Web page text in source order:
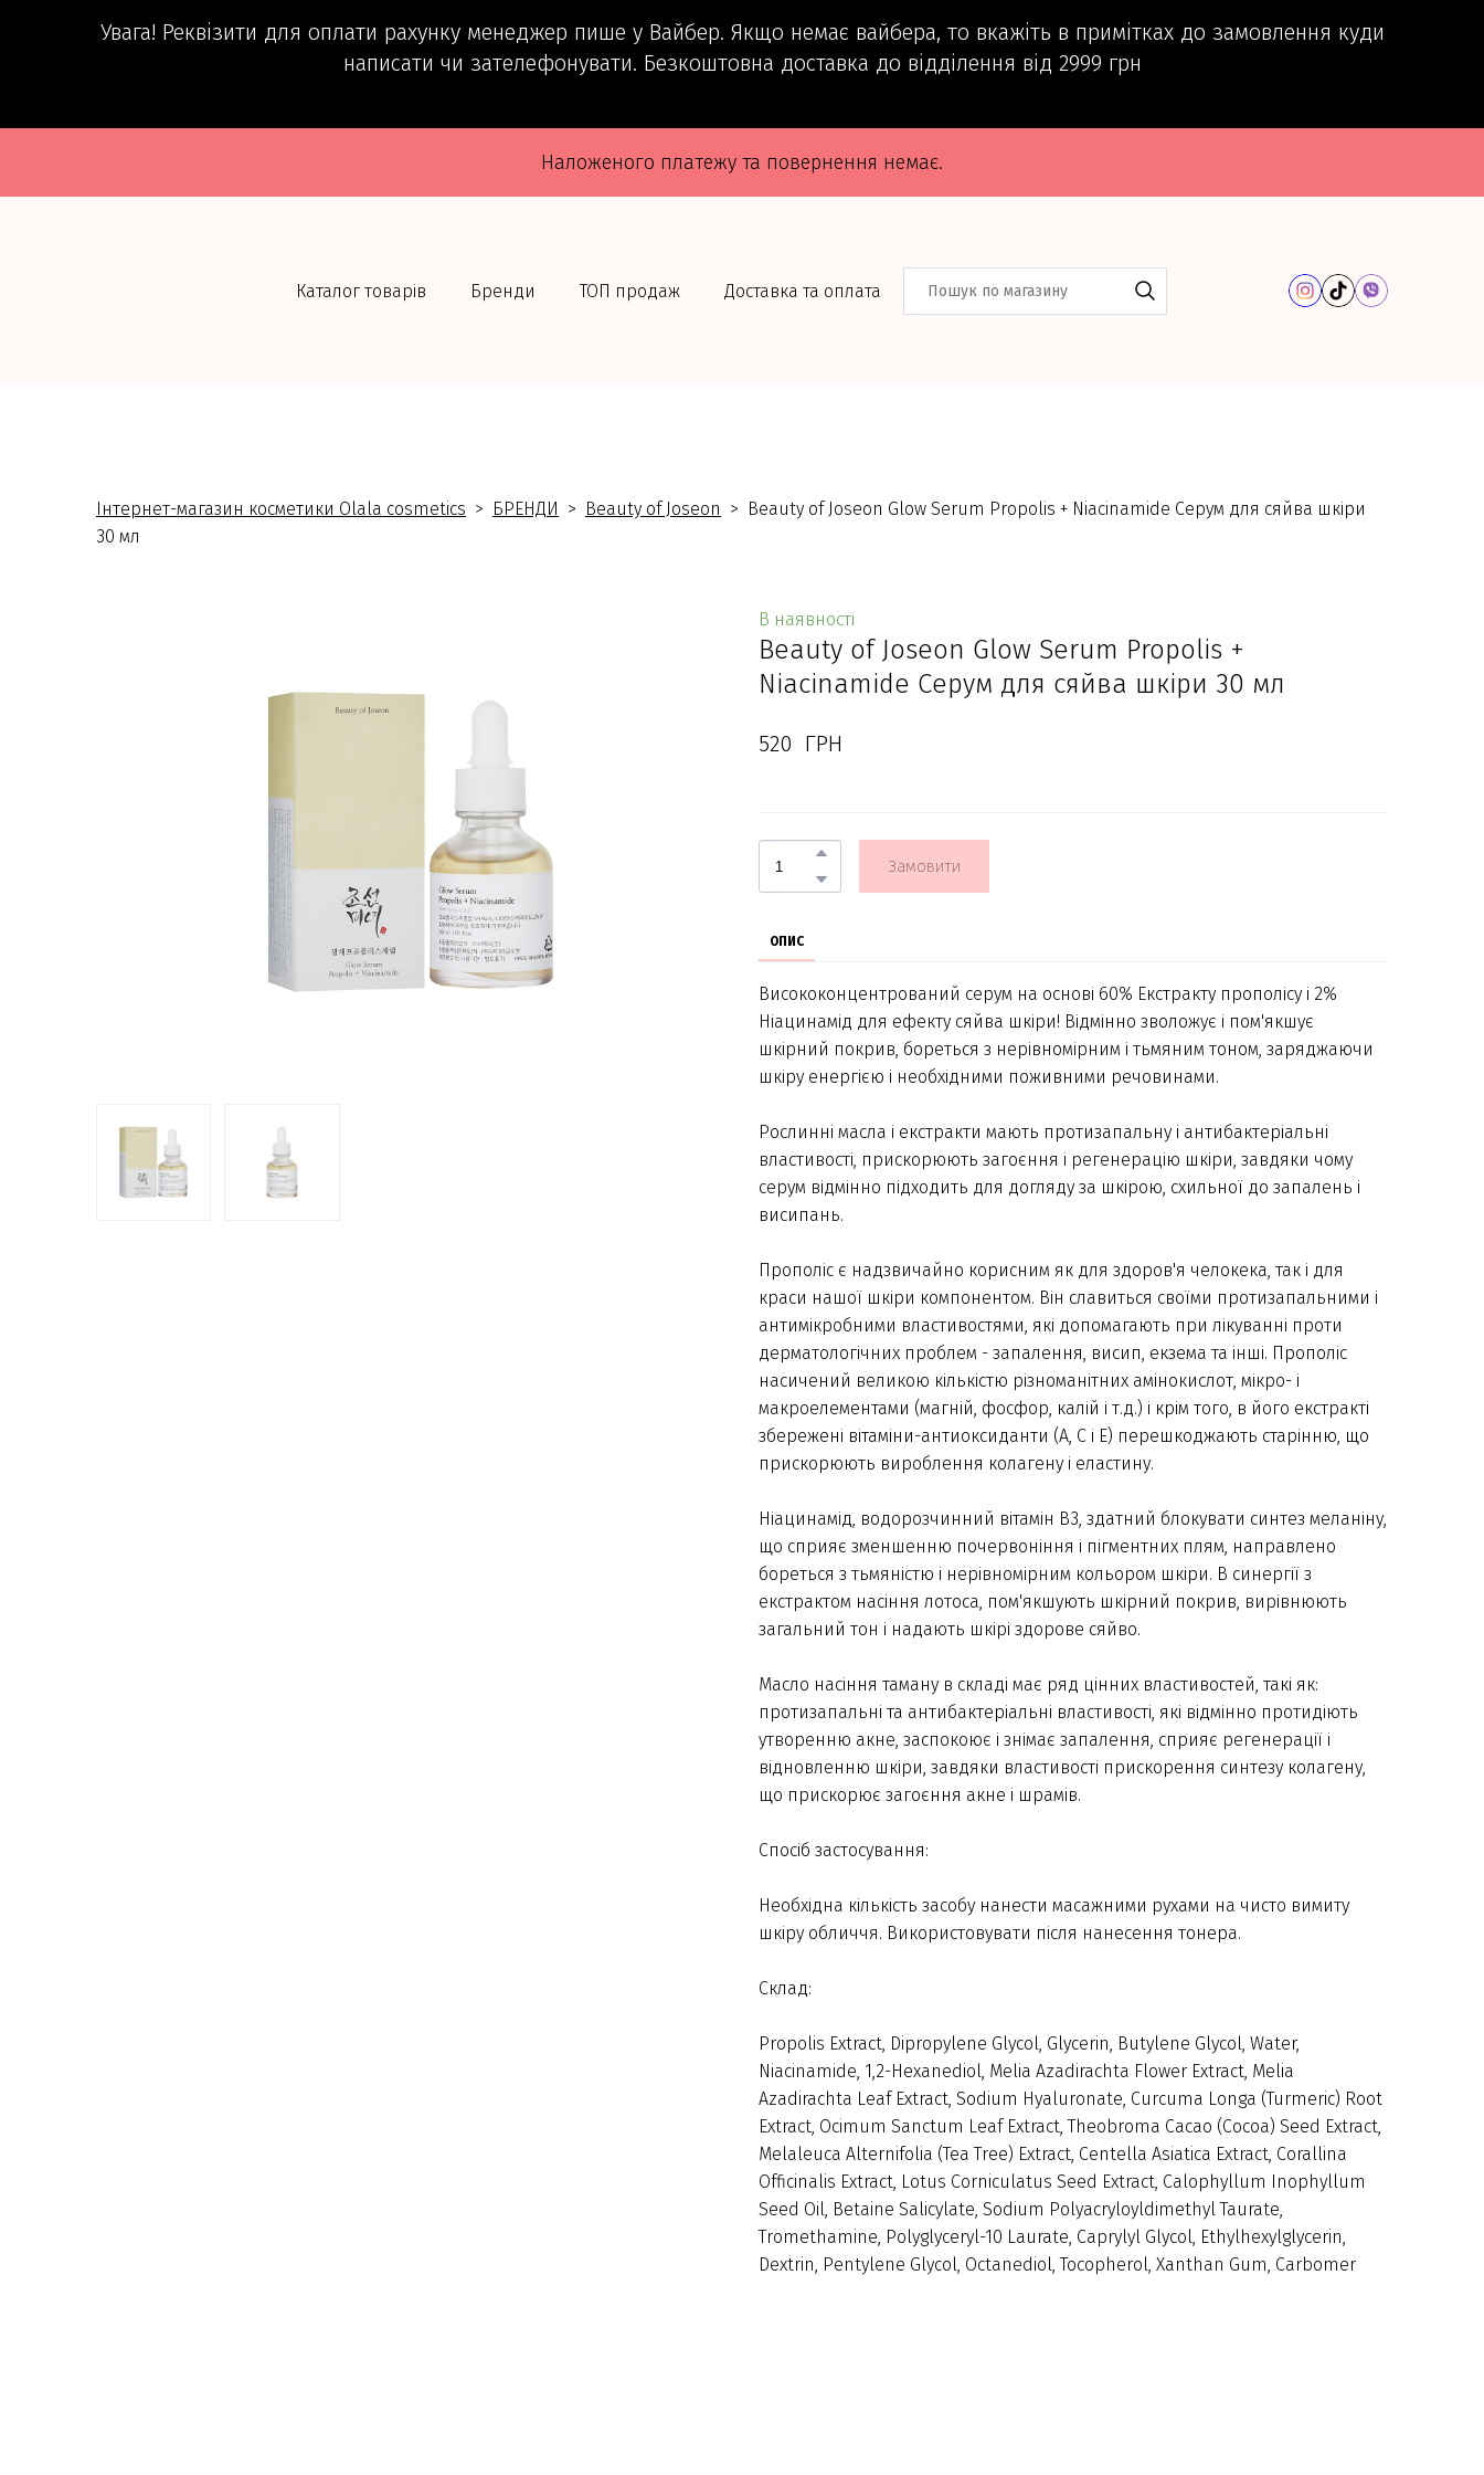
Увага! Реквізити для оплати рахунку менеджер пише у Вайбер. Якщо немає вайбера, то вкажіть в примітках до замовлення куди
написати чи зателефонувати. Безкоштовна доставка до відділення від 2999 грн
Наложеного платежу та повернення немає.
Каталог товарів Бренди ТОП продаж Доставка та оплата
Інтернет-магазин косметики Olala cosmetics БРЕНДИ Beauty of Joseon
Beauty of Joseon Glow Serum Propolis + Niacinamide Серум для сяйва шкіри
30 мл
В наявності
Beauty of Joseon Glow Serum Propolis +
Niacinamide Серум для сяйва шкіри 30 мл
520  ГРН
Замовити
ОПИС
Висококонцентрований серум на основі 60% Екстракту прополісу і 2%
Ніацинамід для ефекту сяйва шкіри! Відмінно зволожує і пом'якшує
шкірний покрив, бореться з нерівномірним і тьмяним тоном, заряджаючи
шкіру енергією і необхідними поживними речовинами.
Рослинні масла і екстракти мають протизапальну і антибактеріальні
властивості, прискорюють загоєння і регенерацію шкіри, завдяки чому
серум відмінно підходить для догляду за шкірою, схильної до запалень і
висипань.
Прополіс є надзвичайно корисним як для здоров'я челокека, так і для
краси нашої шкіри компонентом. Він славиться своїми протизапальними і
антимікробними властивостями, які допомагають при лікуванні проти
дерматологічних проблем - запалення, висип, екзема та інші. Прополіс
насичений великою кількістю різноманітних амінокислот, мікро- і
макроелементами (магній, фосфор, калій і т.д.) і крім того, в його екстракті
збережені вітаміни-антиоксиданти (А, С і Е) перешкоджають старінню, що
прискорюють вироблення колагену і еластину.
Ніацинамід, водорозчинний вітамін В3, здатний блокувати синтез меланіну,
що сприяє зменшенню почервоніння і пігментних плям, направлено
бореться з тьмяністю і нерівномірним кольором шкіри. В синергії з
екстрактом насіння лотоса, пом'якшують шкірний покрив, вирівнюють
загальний тон і надають шкірі здорове сяйво.
Масло насіння таману в складі має ряд цінних властивостей, такі як:
протизапальні та антибактеріальні властивості, які відмінно протидіють
утворенню акне, заспокоює і знімає запалення, сприяє регенерації і
відновленню шкіри, завдяки властивості прискорення синтезу колагену,
що прискорює загоєння акне і шрамів.
Спосіб застосування:
Необхідна кількість засобу нанести масажними рухами на чисто вимиту
шкіру обличчя. Використовувати після нанесення тонера.
Склад:
Propolis Extract, Dipropylene Glycol, Glycerin, Butylene Glycol, Water,
Niacinamide, 1,2-Hexanediol, Melia Azadirachta Flower Extract, Melia
Azadirachta Leaf Extract, Sodium Hyaluronate, Curcuma Longa (Turmeric) Root
Extract, Ocimum Sanctum Leaf Extract, Theobroma Cacao (Cocoa) Seed Extract,
Melaleuca Alternifolia (Tea Tree) Extract, Centella Asiatica Extract, Corallina
Officinalis Extract, Lotus Corniculatus Seed Extract, Calophyllum Inophyllum
Seed Oil, Betaine Salicylate, Sodium Polyacryloyldimethyl Taurate,
Tromethamine, Polyglyceryl-10 Laurate, Caprylyl Glycol, Ethylhexylglycerin,
Dextrin, Pentylene Glycol, Octanediol, Tocopherol, Xanthan Gum, Carbomer